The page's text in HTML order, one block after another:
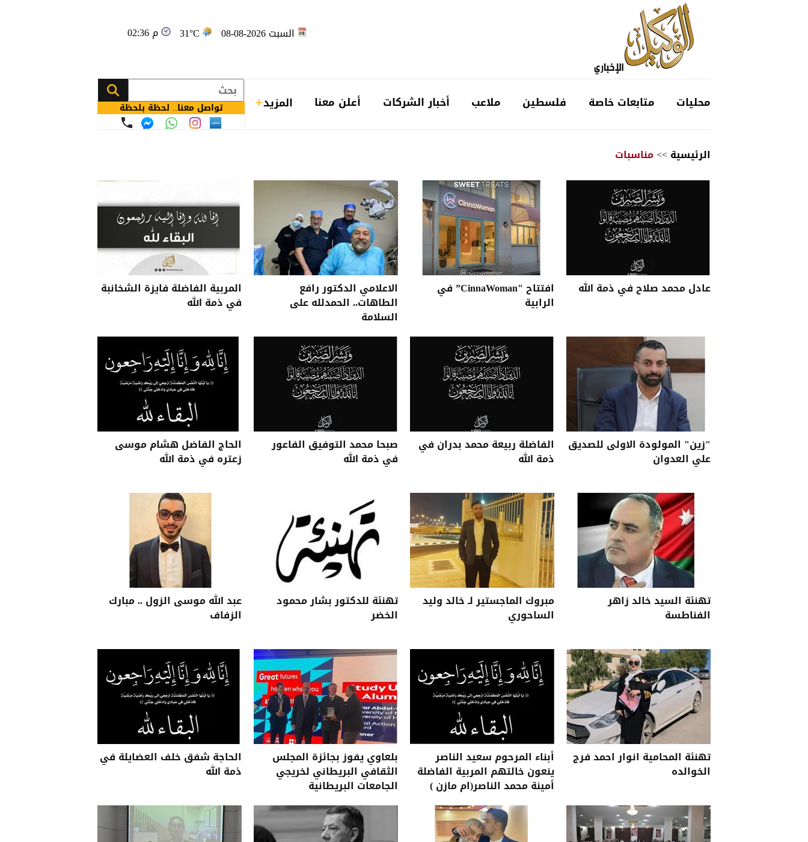
السبت 2026-08-08 31°C 02:36 م
محليات متابعات خاصة فلسطين ملاعب أخبار الشركات أعلن معنا المزيد تواصل معنا.. لحظة بلحظة
الرئيسية>>مناسبات
عادل محمد صلاح في ذمة الله افتتاح "CinnaWoman” في
الرابية
الاعلامي الدكتور رافع
الطاهات.. الحمدلله على
السلامة
المربية الفاضلة فايزة الشخانبة
في ذمة الله
"زين" المولودة الاولى للصديق
علي العدوان
الفاضلة ربيعة محمد بدران في
ذمة الله
صبحا محمد التوفيق الفاعور
في ذمة الله
الحاج الفاضل هشام موسى
زعتره في ذمة الله
تهنئة السيد خالد زاهر
الفناطسة
مبروك الماجستير لـ خالد وليد
الساحوري
تهنئة للدكتور بشار محمود
الخضر
عبد الله موسى الزول .. مبارك
الزفاف
تهنئة المحامية انوار احمد فرج
الخوالده
أبناء المرحوم سعيد الناصر
ينعون خالتهم المربية الفاضلة
أمينة محمد الناصر(ام مازن )
بلعاوي يفوز بجائزة المجلس
الثقافي البريطاني لخريجي
الجامعات البريطانية
الحاجة شفق خلف العضايلة في
ذمة الله